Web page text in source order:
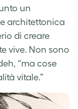
un
architettonica
di creare
vive. Non sono
“ma cose
vitale.”